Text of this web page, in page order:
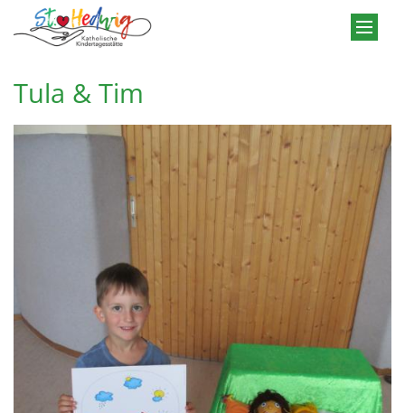
Zum Inhalt springen
Tula & Tim